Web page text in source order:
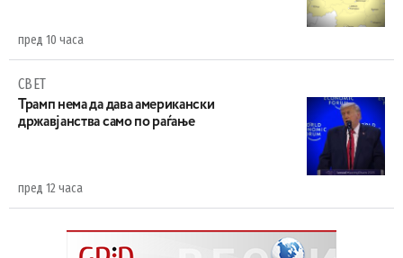
пред 10 часа
СВЕТ
Трамп нема да дава американски
државјанства само по раѓање
пред 12 часа